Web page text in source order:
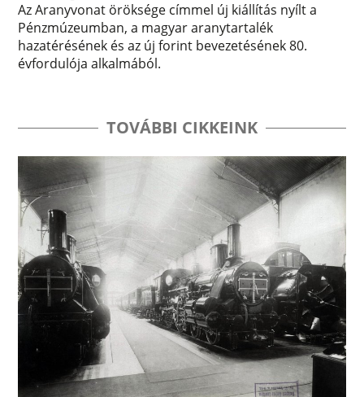
Az Aranyvonat öröksége címmel új kiállítás nyílt a
Pénzmúzeumban, a magyar aranytartalék
hazatérésének és az új forint bevezetésének 80.
évfordulója alkalmából.
TOVÁBBI CIKKEINK